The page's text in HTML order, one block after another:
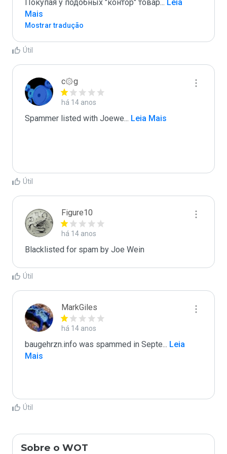
Покупая у подобных "контор" товар... Leia
Mais
Mostrar tradução
Útil
c۞g
há 14 anos
Spammer listed with Joewe... Leia Mais
Útil
Figure10
há 14 anos
Blacklisted for spam by Joe Wein
Útil
MarkGiles
há 14 anos
baugehrzn.info was spammed in Septe... Leia
Mais
Útil
Sobre o WOT